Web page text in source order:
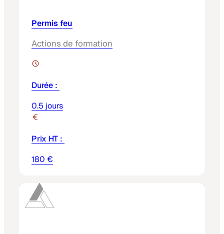
Permis feu
Actions de formation
Durée :
0.5 jours
Prix HT :
180 €